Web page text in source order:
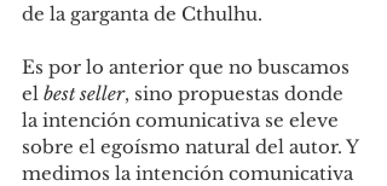
de la garganta de Cthulhu.
Es por lo anterior que no buscamos
el best seller, sino propuestas donde
la intención comunicativa se eleve
sobre el egoísmo natural del autor. Y
medimos la intención comunicativa